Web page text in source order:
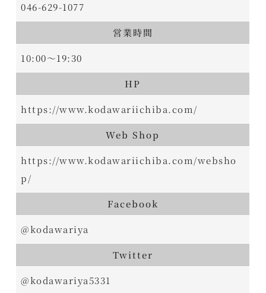
046-629-1077
営業時間
10:00～19:30
HP
https://www.kodawariichiba.com/
Web Shop
https://www.kodawariichiba.com/websho
p/
Facebook
@kodawariya
Twitter
@kodawariya5331